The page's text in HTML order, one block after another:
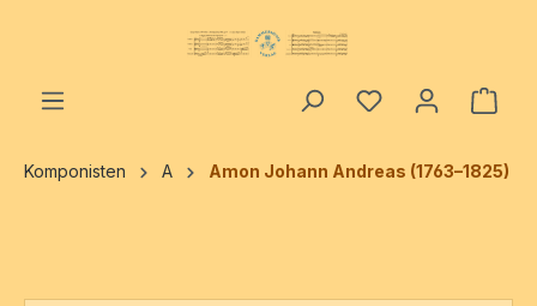
Komponisten A Amon Johann Andreas (1763–1825)